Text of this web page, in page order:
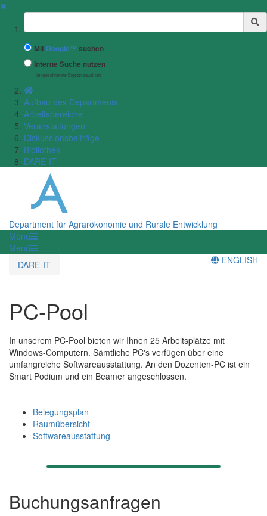
✖
Suchbegriff
MitGoogle™ suchen
Interne Suche nutzen
(eingeschränkte Ergebnisqualität)
Aufbau des Departments
Arbeitsbereiche
Veranstaltungen
Diskussionsbeiträge
Bibliothek
DARE-IT
Department für Agrarökonomie und Rurale Entwicklung
Menü
Menü
DARE-IT
ENGLISH
PC-Pool
In unserem PC-Pool bieten wir Ihnen 25 Arbeitsplätze mit
Windows-Computern. Sämtliche PC's verfügen über eine
umfangreiche Softwareausstattung. An den Dozenten-PC ist ein
Smart Podium und ein Beamer angeschlossen.
Belegungsplan
Raumübersicht
Softwareausstattung
Buchungsanfragen